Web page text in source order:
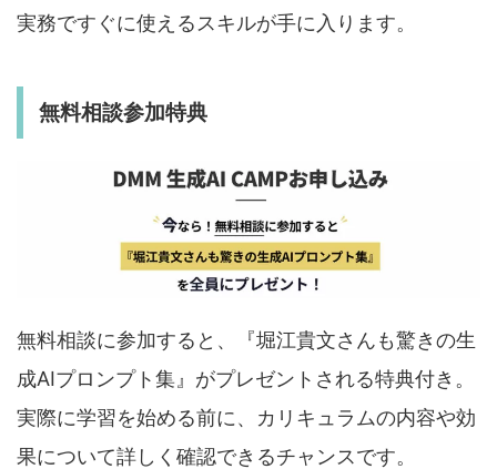
実務ですぐに使えるスキルが手に入ります。
無料相談参加特典
無料相談に参加すると、『堀江貴文さんも驚きの生
成AIプロンプト集』がプレゼントされる特典付き。
実際に学習を始める前に、カリキュラムの内容や効
果について詳しく確認できるチャンスです。